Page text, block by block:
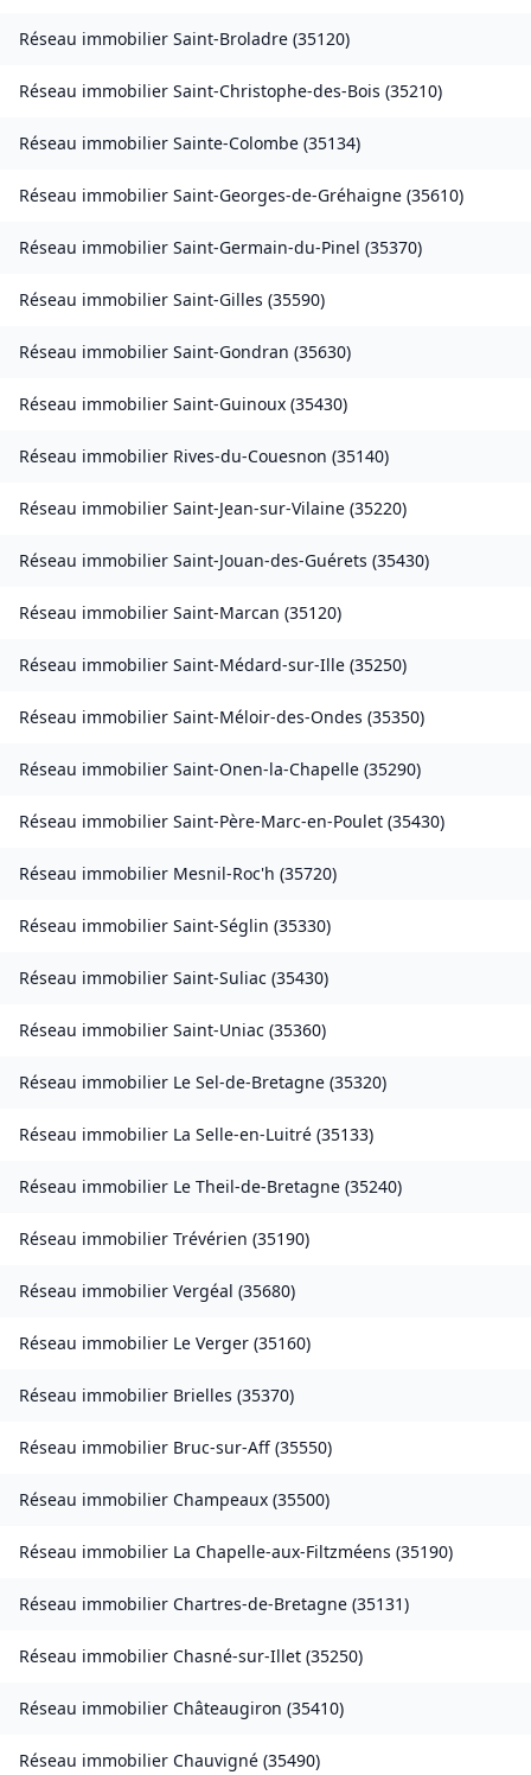
Réseau immobilier Saint-Broladre (35120)
Réseau immobilier Saint-Christophe-des-Bois (35210)
Réseau immobilier Sainte-Colombe (35134)
Réseau immobilier Saint-Georges-de-Gréhaigne (35610)
Réseau immobilier Saint-Germain-du-Pinel (35370)
Réseau immobilier Saint-Gilles (35590)
Réseau immobilier Saint-Gondran (35630)
Réseau immobilier Saint-Guinoux (35430)
Réseau immobilier Rives-du-Couesnon (35140)
Réseau immobilier Saint-Jean-sur-Vilaine (35220)
Réseau immobilier Saint-Jouan-des-Guérets (35430)
Réseau immobilier Saint-Marcan (35120)
Réseau immobilier Saint-Médard-sur-Ille (35250)
Réseau immobilier Saint-Méloir-des-Ondes (35350)
Réseau immobilier Saint-Onen-la-Chapelle (35290)
Réseau immobilier Saint-Père-Marc-en-Poulet (35430)
Réseau immobilier Mesnil-Roc'h (35720)
Réseau immobilier Saint-Séglin (35330)
Réseau immobilier Saint-Suliac (35430)
Réseau immobilier Saint-Uniac (35360)
Réseau immobilier Le Sel-de-Bretagne (35320)
Réseau immobilier La Selle-en-Luitré (35133)
Réseau immobilier Le Theil-de-Bretagne (35240)
Réseau immobilier Trévérien (35190)
Réseau immobilier Vergéal (35680)
Réseau immobilier Le Verger (35160)
Réseau immobilier Brielles (35370)
Réseau immobilier Bruc-sur-Aff (35550)
Réseau immobilier Champeaux (35500)
Réseau immobilier La Chapelle-aux-Filtzméens (35190)
Réseau immobilier Chartres-de-Bretagne (35131)
Réseau immobilier Chasné-sur-Illet (35250)
Réseau immobilier Châteaugiron (35410)
Réseau immobilier Chauvigné (35490)